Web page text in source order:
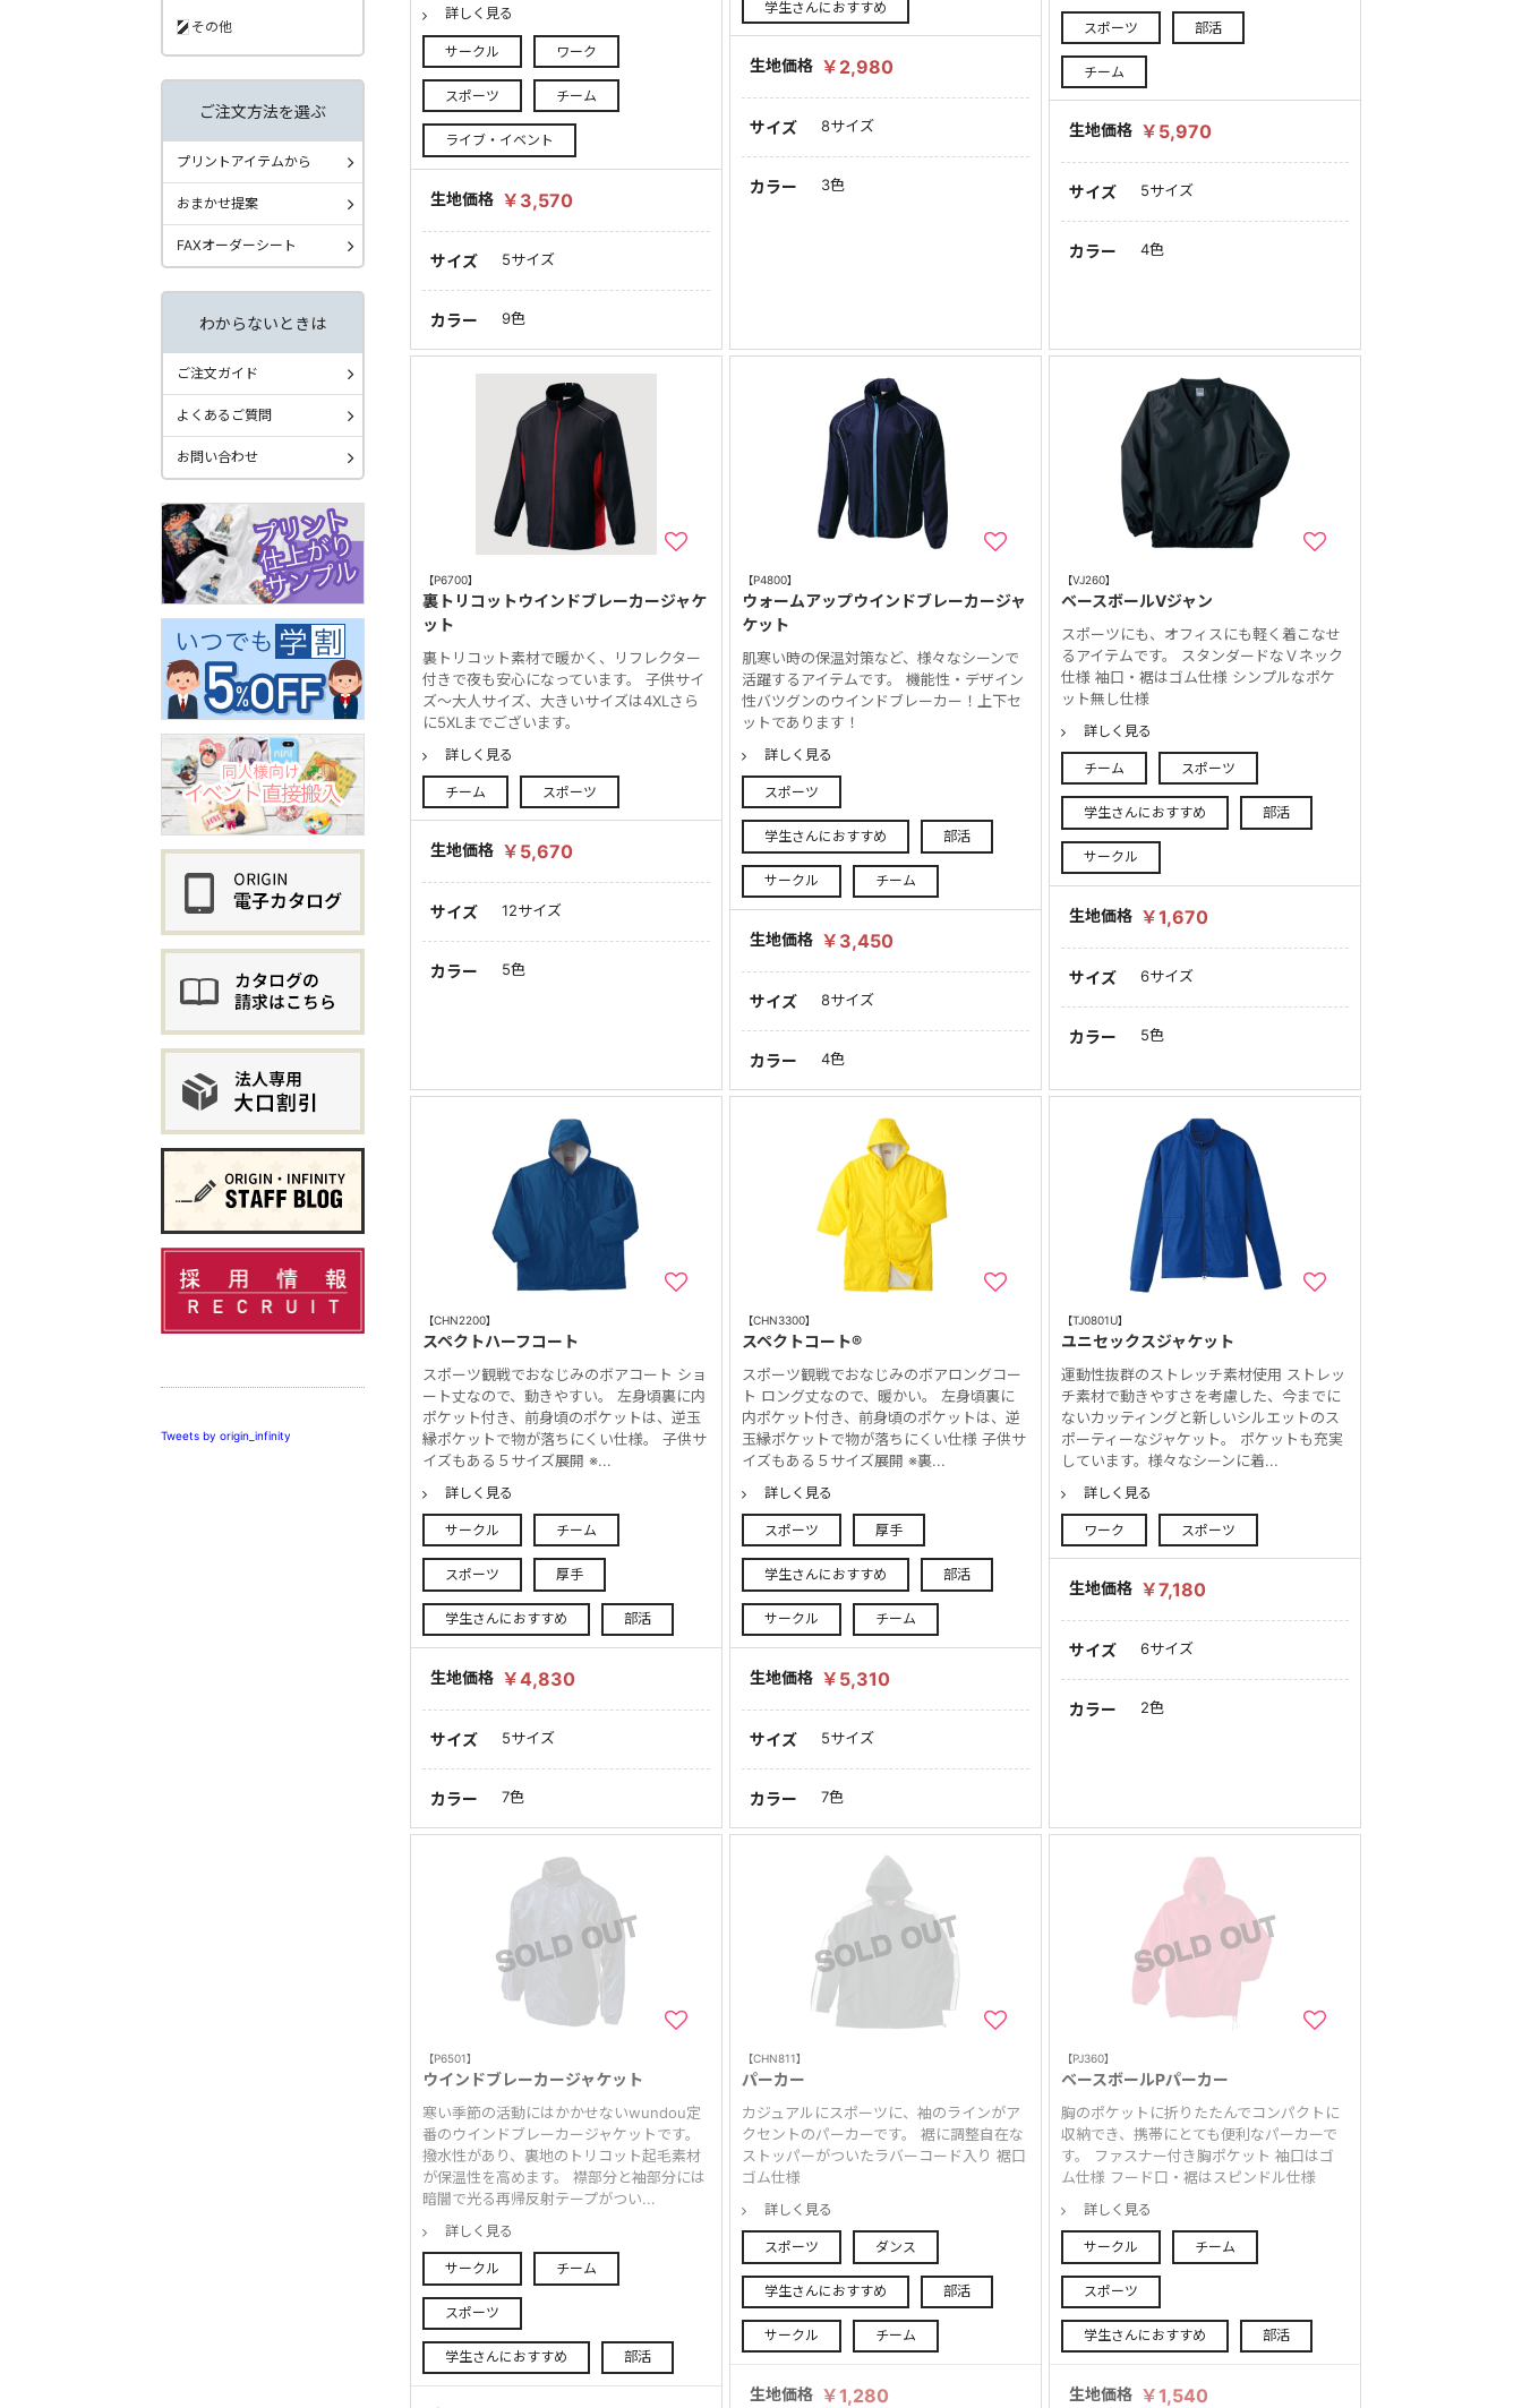
詳しく見る
サークル ワーク
スポーツ チーム
ライブ・イベント
生地価格 ￥3,570
サイズ 5サイズ
カラー 9色
学生さんにおすすめ
生地価格 ￥2,980
サイズ 8サイズ
カラー 3色
スポーツ 部活
チーム
生地価格 ￥5,970
サイズ 5サイズ
カラー 4色
【P6700】
裏トリコットウインドブレーカージャケ
ット
裏トリコット素材で暖かく、リフレクター
付きで夜も安心になっています。 子供サイ
ズ～大人サイズ、大きいサイズは4XLさら
に5XLまでございます。
詳しく見る
チーム スポーツ
生地価格 ￥5,670
サイズ 12サイズ
カラー 5色
【P4800】
ウォームアップウインドブレーカージャ
ケット
肌寒い時の保温対策など、様々なシーンで
活躍するアイテムです。 機能性・デザイン
性バツグンのウインドブレーカー！上下セ
ットであります！
詳しく見る
スポーツ
学生さんにおすすめ 部活
サークル チーム
生地価格 ￥3,450
サイズ 8サイズ
カラー 4色
【VJ260】
ベースボールVジャン
スポーツにも、オフィスにも軽く着こなせ
るアイテムです。 スタンダードなＶネック
仕様 袖口・裾はゴム仕様 シンプルなポケ
ット無し仕様
詳しく見る
チーム スポーツ
学生さんにおすすめ 部活
サークル
生地価格 ￥1,670
サイズ 6サイズ
カラー 5色
【CHN2200】
スペクトハーフコート
スポーツ観戦でおなじみのボアコート ショ
ート丈なので、動きやすい。 左身頃裏に内
ポケット付き、前身頃のポケットは、逆玉
縁ポケットで物が落ちにくい仕様。 子供サ
イズもある５サイズ展開 ※...
詳しく見る
サークル チーム
スポーツ 厚手
学生さんにおすすめ 部活
生地価格 ￥4,830
サイズ 5サイズ
カラー 7色
【CHN3300】
スペクトコート®
スポーツ観戦でおなじみのボアロングコー
ト ロング丈なので、暖かい。 左身頃裏に
内ポケット付き、前身頃のポケットは、逆
玉縁ポケットで物が落ちにくい仕様 子供サ
イズもある５サイズ展開 ※裏...
詳しく見る
スポーツ 厚手
学生さんにおすすめ 部活
サークル チーム
生地価格 ￥5,310
サイズ 5サイズ
カラー 7色
【TJ0801U】
ユニセックスジャケット
運動性抜群のストレッチ素材使用 ストレッ
チ素材で動きやすさを考慮した、今までに
ないカッティングと新しいシルエットのス
ポーティーなジャケット。 ポケットも充実
しています。様々なシーンに着...
詳しく見る
ワーク スポーツ
生地価格 ￥7,180
サイズ 6サイズ
カラー 2色
【P6501】
ウインドブレーカージャケット
寒い季節の活動にはかかせないwundou定
番のウインドブレーカージャケットです。
撥水性があり、裏地のトリコット起毛素材
が保温性を高めます。 襟部分と袖部分には
暗闇で光る再帰反射テープがつい...
詳しく見る
サークル チーム
スポーツ
学生さんにおすすめ 部活
【CHN811】
パーカー
カジュアルにスポーツに、袖のラインがア
クセントのパーカーです。 裾に調整自在な
ストッパーがついたラバーコード入り 裾口
ゴム仕様
詳しく見る
スポーツ ダンス
学生さんにおすすめ 部活
サークル チーム
生地価格 ￥1,280
【PJ360】
ベースボールPパーカー
胸のポケットに折りたたんでコンパクトに
収納でき、携帯にとても便利なパーカーで
す。 ファスナー付き胸ポケット 袖口はゴ
ム仕様 フード口・裾はスピンドル仕様
詳しく見る
サークル チーム
スポーツ
学生さんにおすすめ 部活
生地価格 ￥1,540
その他
ご注文方法を選ぶ
プリントアイテムから
おまかせ提案
FAXオーダーシート
わからないときは
ご注文ガイド
よくあるご質問
お問い合わせ
Tweets by origin_infinity